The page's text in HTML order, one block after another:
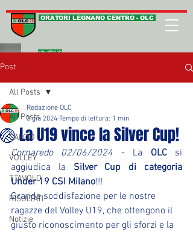
ORATORI LEGNANO CENTRO - OLC
sito ufficiale
Post
All Posts
CALCIO
VOLLEY
T.TAVOLO
RISULTATI
Notizie
All Posts
🏐 La U19 vince la Silver Cup!
Redazione OLC
3 giu 2024 Tempo di lettura: 1 min
Cornaredo 02/06/2024 - La OLC si
aggiudica la Silver Cup di categoria
Under 19 CSI Milano!!!
Grande soddisfazione per le nostre
ragazze del Volley U19, che ottengono il
giusto riconoscimento per gli sforzi e la